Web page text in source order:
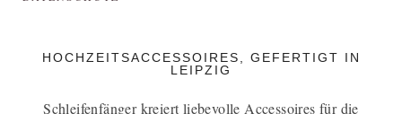
HOCHZEITSACCESSOIRES, GEFERTIGT IN
LEIPZIG
Schleifenfänger kreiert liebevolle Accessoires für die